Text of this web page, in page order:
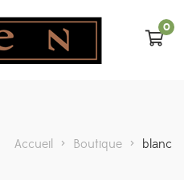
0
Accueil > Boutique > blanc